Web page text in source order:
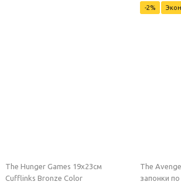
-2%
The Hunger Games 19x23см
Cufflinks Bronze Color
The
запонки